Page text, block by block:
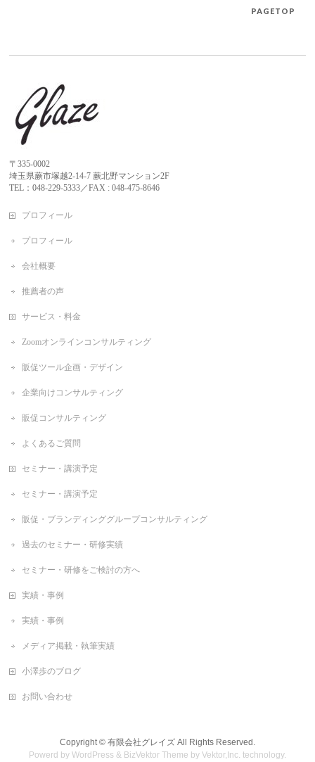
PAGETOP
〒335-0002
埼玉県蕨市塚越2-14-7 蕨北野マンション2F
TEL：048-229-5333／FAX : 048-475-8646
プロフィール
プロフィール
会社概要
推薦者の声
サービス・料金
Zoomオンラインコンサルティング
販促ツール企画・デザイン
企業向けコンサルティング
販促コンサルティング
よくあるご質問
セミナー・講演予定
セミナー・講演予定
販促・ブランディンググループコンサルティング
過去のセミナー・研修実績
セミナー・研修をご検討の方へ
実績・事例
実績・事例
メディア掲載・執筆実績
小澤歩のブログ
お問い合わせ
Copyright © 有限会社グレイズAll Rights Reserved.
Powerd by WordPress & BizVektor Theme by Vektor,Inc. technology.